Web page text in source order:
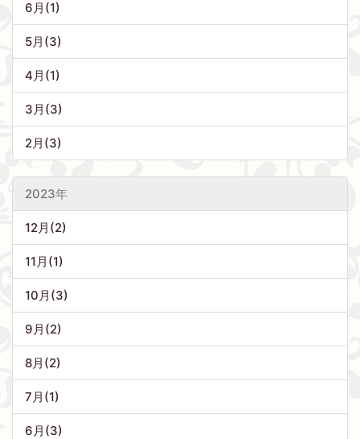
6月(1)
5月(3)
4月(1)
3月(3)
2月(3)
2023年
12月(2)
11月(1)
10月(3)
9月(2)
8月(2)
7月(1)
6月(3)